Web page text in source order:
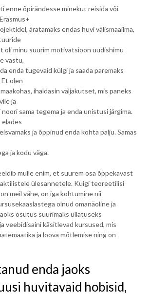
enne õpirändesse minekut reisida või
äratamaks endas huvi välismaailma,
oli minu suurim motivatsioon uudishimu
vastu,
enda tugevaid külgi ja saada paremaks
olen
ihaldasin väljakutset, mis paneks
ja
sama tegema ja enda unistusi järgima.
elades
ja õppinud enda kohta palju. Samas
ja kodu väga.
mulle enim, et suurem osa õppekavast
ülesannetele. Kuigi teoreetilisi
meil vähe, on iga kohtumine nii
olnud omanäoline ja
osutus suurimaks üllatuseks
veebidisaini käsitlevad kursused, mis
ja loova mõtlemise ning on
enda jaoks
huvitavaid hobisid,